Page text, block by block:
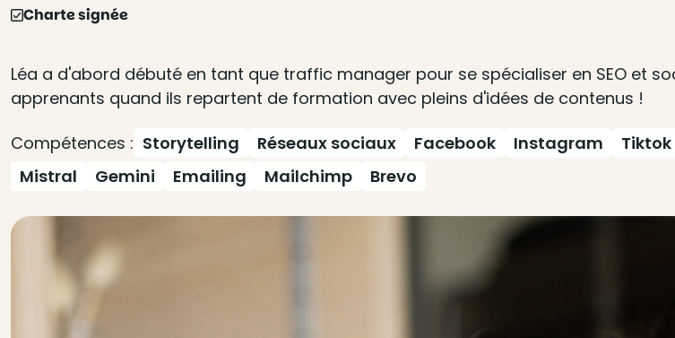
Charte signée
Léa a d'abord débuté en tant que traffic manager pour se spécialiser en SEO et
apprenants quand ils repartent de formation avec pleins d'idées de contenus !
Compétences : Storytelling Réseaux sociaux Facebook Instagram Tiktok
Mistral
Gemini Emailing Mailchimp Brevo